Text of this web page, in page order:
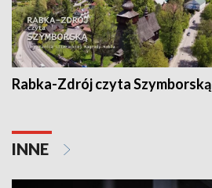
Rabka-Zdrój czyta Szymborską
INNE